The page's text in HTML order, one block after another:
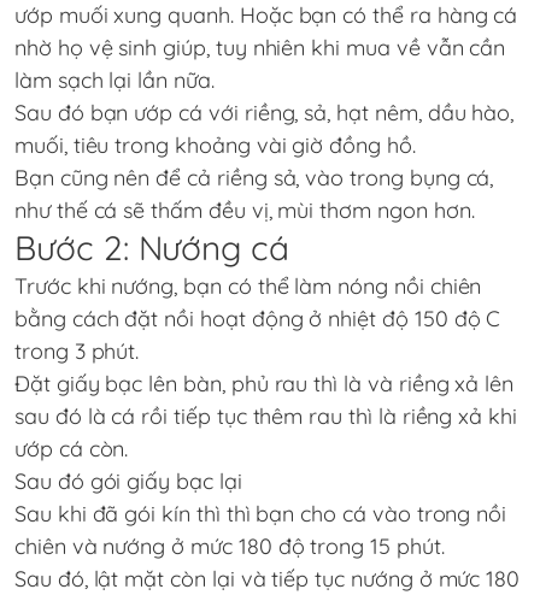
ướp muối xung quanh. Hoặc bạn có thể ra hàng cá
nhờ họ vệ sinh giúp, tuy nhiên khi mua về vẫn cần
làm sạch lại lần nữa.
Sau đó bạn ướp cá với riềng, sả, hạt nêm, dầu hào,
muối, tiêu trong khoảng vài giờ đồng hồ.
Bạn cũng nên để cả riềng sả, vào trong bụng cá,
như thế cá sẽ thấm đều vị, mùi thơm ngon hơn.
Bước 2: Nướng cá
Trước khi nướng, bạn có thể làm nóng nồi chiên
bằng cách đặt nồi hoạt động ở nhiệt độ 150 độ C
trong 3 phút.
Đặt giấy bạc lên bàn, phủ rau thì là và riềng xả lên
sau đó là cá rồi tiếp tục thêm rau thì là riềng xả khi
ướp cá còn.
Sau đó gói giấy bạc lại
Sau khi đã gói kín thì thì bạn cho cá vào trong nồi
chiên và nướng ở mức 180 độ trong 15 phút.
Sau đó, lật mặt còn lại và tiếp tục nướng ở mức 180